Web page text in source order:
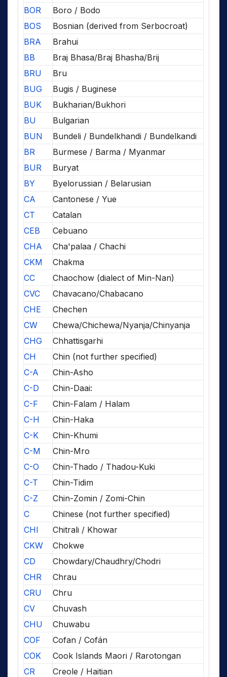
BOR
Boro / Bodo
BOS
Bosnian (derived from Serbocroat)
BRA
Brahui
BB
Braj Bhasa/Braj Bhasha/Brij
BRU
Bru
BUG
Bugis / Buginese
BUK
Bukharian/Bukhori
BU
Bulgarian
BUN
Bundeli / Bundelkhandi / Bundelkandi
BR
Burmese / Barma / Myanmar
BUR
Buryat
BY
Byelorussian / Belarusian
CA
Cantonese / Yue
CT
Catalan
CEB
Cebuano
CHA
Cha'palaa / Chachi
CKM
Chakma
CC
Chaochow (dialect of Min-Nan)
CVC
Chavacano/Chabacano
CHE
Chechen
CW
Chewa/Chichewa/Nyanja/Chinyanja
CHG
Chhattisgarhi
CH
Chin (not further specified)
C-A
Chin-Asho
C-D
Chin-Daai:
C-F
Chin-Falam / Halam
C-H
Chin-Haka
C-K
Chin-Khumi
C-M
Chin-Mro
C-O
Chin-Thado / Thadou-Kuki
C-T
Chin-Tidim
C-Z
Chin-Zomin / Zomi-Chin
C
Chinese (not further specified)
CHI
Chitrali / Khowar
CKW
Chokwe
CD
Chowdary/Chaudhry/Chodri
CHR
Chrau
CRU
Chru
CV
Chuvash
CHU
Chuwabu
COF
Cofan / Cofán
COK
Cook Islands Maori / Rarotongan
CR
Creole / Haitian